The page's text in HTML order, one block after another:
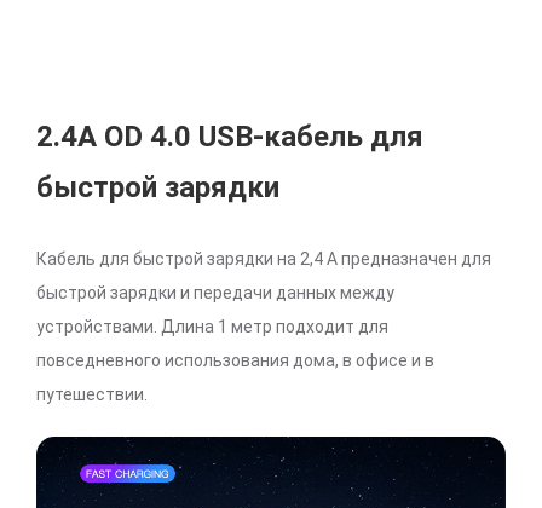
2.4A OD 4.0 USB-кабель для
быстрой зарядки
Кабель для быстрой зарядки на 2,4 А предназначен для
быстрой зарядки и передачи данных между
устройствами. Длина 1 метр подходит для
повседневного использования дома, в офисе и в
путешествии.